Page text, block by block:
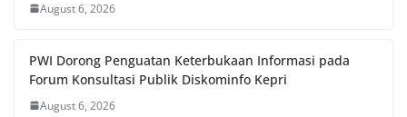
August 6, 2026
PWI Dorong Penguatan Keterbukaan Informasi pada
Forum Konsultasi Publik Diskominfo Kepri
August 6, 2026